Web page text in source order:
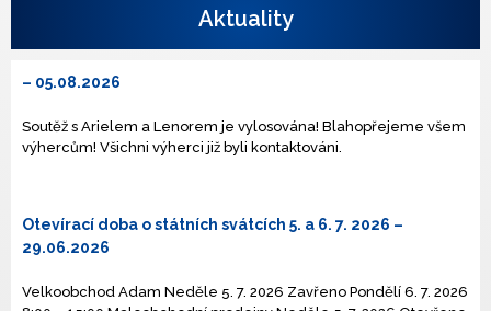
Aktuality
– 05.08.2026
Soutěž s Arielem a Lenorem je vylosována! Blahopřejeme všem
výhercům! Všichni výherci již byli kontaktováni.
Otevírací doba o státních svátcích 5. a 6. 7. 2026 –
29.06.2026
Velkoobchod Adam Neděle 5. 7. 2026 Zavřeno Pondělí 6. 7. 2026